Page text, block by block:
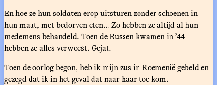
En hoe ze hun soldaten erop uitsturen zonder schoenen in
hun maat, met bedorven eten... Zo hebben ze altijd al hun
medemens behandeld. Toen de Russen kwamen in ’44
hebben ze alles verwoest. Gejat.
Toen de oorlog begon, heb ik mijn zus in Roemenië gebeld en
gezegd dat ik in het geval dat naar haar toe kom.